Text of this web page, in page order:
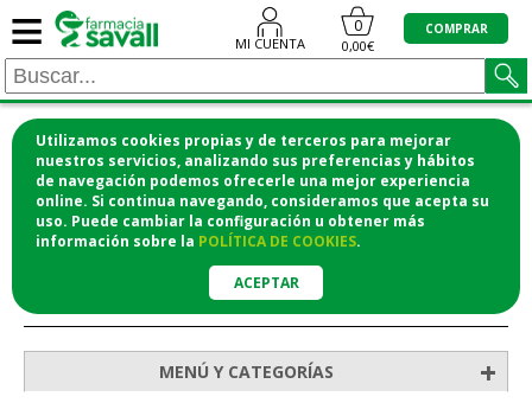
Utilizamos cookies propias y de terceros para mejorar
nuestros servicios, analizando sus preferencias y hábitos
de navegación podemos ofrecerle una mejor experiencia
online. Si continua navegando, consideramos que acepta su
uso. Puede cambiar la configuración u obtener más
información sobre la POLÍTICA DE COOKIES.
ACEPTAR
≡ MI CUENTA
0
0,00€
COMPRAR
¡COMPRA CÓMODAMENTE DESDE CASA Y RECOGE
EN LA FARMACIA!
o si lo prefieres te lo mandamos a casa
Vitaminas y suplementos
MENÚ Y CATEGORÍAS +